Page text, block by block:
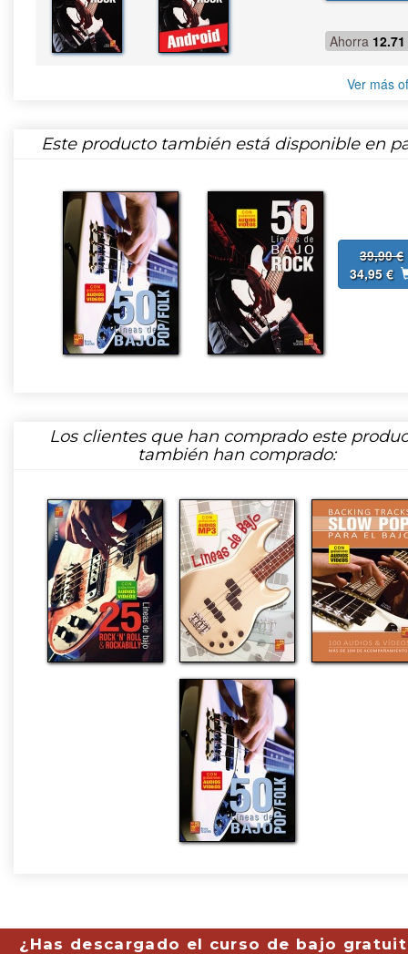
Ahorra 12.71
Ver más
Este producto también está disponible en
39,90 €
34,95 €
Los clientes que han comprado este
también han comprado:
¿Has descargado el curso de bajo